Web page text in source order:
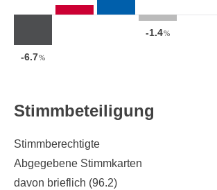
-6.7%
-1.4%
Stimmbeteiligung
Stimmberechtigte
Abgegebene Stimmkarten
davon brieflich (96.2)